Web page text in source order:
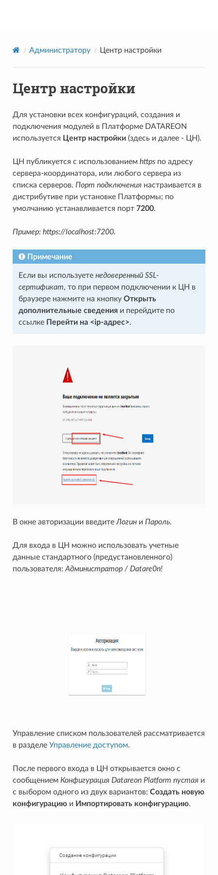
Администратору Центр настройки
Центр настройки
Для установки всех конфигураций, создания и
подключения модулей в Платформе DATAREON
используется Центр настройки(здесь и далее - ЦН).
ЦН публикуется с использованием httpsпо адресу
сервера-координатора, или любого сервера из
списка серверов. Порт подключениянастраивается в
дистрибутиве при установке Платформы; по
умолчанию устанавливается порт 7200.
Пример: https://localhost:7200.
Примечание
Если вы используете недоверенный SSL-
сертификат, то при первом подключении к ЦН в
браузере нажмите на кнопку Открыть
дополнительные сведенияи перейдите по
ссылке Перейти на <ip-адрес>.
В окне авторизации введите Логини Пароль.
Для входа в ЦН можно использовать учетные
данные стандартного (предустановленного)
пользователя: Администратор / Datare0n!
Управление списком пользователей рассматривается
в разделе Управление доступом.
После первого входа в ЦН открывается окно с
сообщением Конфигурация Datareon Platform пустаяи
с выбором одного из двух вариантов: Создать новую
конфигурациюи Импортировать конфигурацию.